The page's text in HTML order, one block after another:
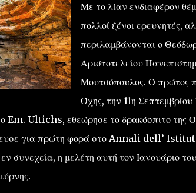
Με το λίαν ενδιαφέρον
πολλοί ξένοι ερευνητές,
περιλαμβάνονται ο
Αριστοτελείου
Μουτσόπουλος. Ο πρώτος
Όχης, την 11η
Em. Ultichs, εθεώρησε το δρακόσπιτο της
για πρώτη φορά στο Annali dell’
συνεχεία, η μελέτη αυτή τον Ιανουάριο